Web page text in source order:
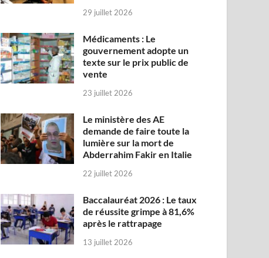
29 juillet 2026
Médicaments : Le
gouvernement adopte un
texte sur le prix public de
vente
23 juillet 2026
Le ministère des AE
demande de faire toute la
lumière sur la mort de
Abderrahim Fakir en Italie
22 juillet 2026
Baccalauréat 2026 : Le taux
de réussite grimpe à 81,6%
après le rattrapage
13 juillet 2026